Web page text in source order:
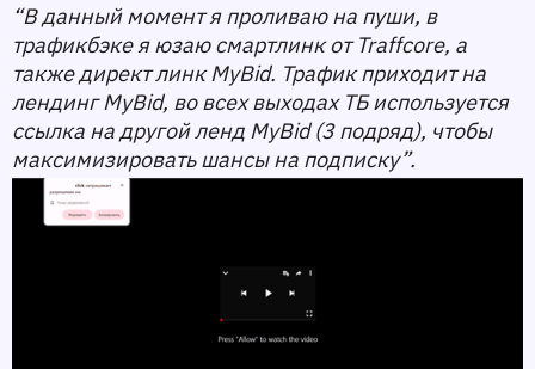
“В данный момент я проливаю на пуши, в
трафикбэке я юзаю смартлинк от Traffcore, а
также директ линк MyBid. Трафик приходит на
лендинг MyBid, во всех выходах ТБ используется
ссылка на другой ленд MyBid (3 подряд), чтобы
максимизировать шансы на подписку”.